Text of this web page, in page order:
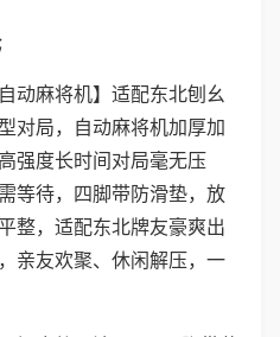
动麻将机】适配东北刨幺
对局，自动麻将机加厚加
强度长时间对局毫无压
等待，四脚带防滑垫，放
整，适配东北牌友豪爽出
亲友欢聚、休闲解压，一